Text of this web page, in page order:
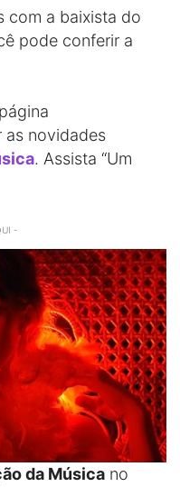
com a baixista do
pode conferir a
as novidades
. Assista “Um
-
da Música no